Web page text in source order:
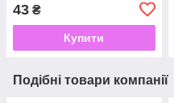
43 ₴
Купити
Подібні товари компанії